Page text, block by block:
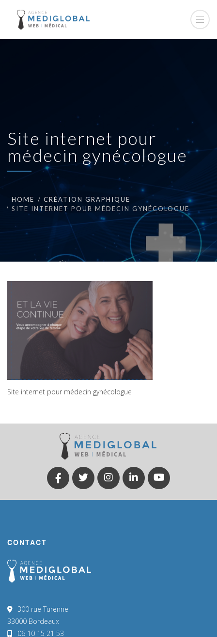
Site internet pour
médecin gynécologue
HOME
CRÉATION GRAPHIQUE
SITE INTERNET POUR MÉDECIN GYNÉCOLOGUE
Site internet pour médecin gynécologue
CONTACT
300 rue Turenne
33000 Bordeaux
06 10 15 21 53